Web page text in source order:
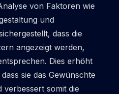
von Faktoren wie
und
dass die
angezeigt werden,
Dies erhöht
sie das Gewünschte
somit die